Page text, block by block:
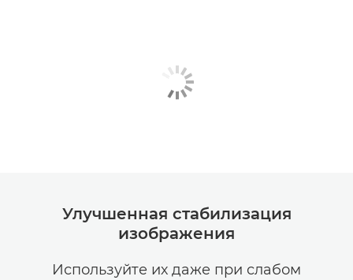
Улучшенная стабилизация
изображения
Используйте их даже при слабом